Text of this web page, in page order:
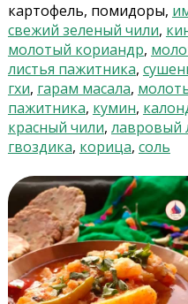
картофель, помидоры,
свежий зеленый чили,
молотый кориандр,
листья пажитника,
гхи, гарам масала,
пажитника, кумин,
красный чили, лавровый
гвоздика, корица, соль